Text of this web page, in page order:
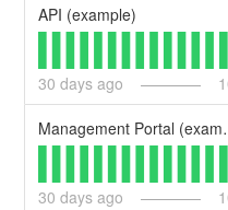
API (example)
30 days ago
30 days ago